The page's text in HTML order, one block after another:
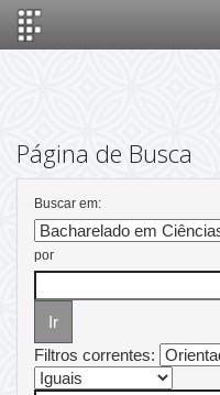
Página de Busca
Buscar em:
por
Filtros correntes: